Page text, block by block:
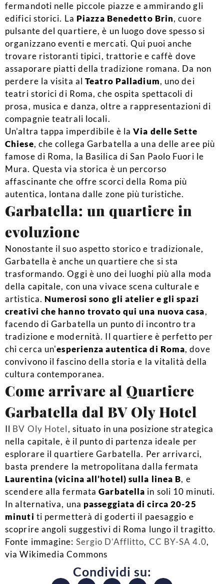
fermandoti nelle piccole piazze e ammirando gli
edifici storici. La Piazza Benedetto Brin, cuore
pulsante del quartiere, è un luogo dove spesso si
organizzano eventi e mercati. Qui puoi anche
trovare ristoranti tipici, trattorie e caffè dove
assaporare piatti della tradizione romana. Da non
perdere la visita alTeatro Palladium, uno dei
teatri storici di Roma, che ospita spettacoli di
prosa, musica e danza, oltre a rappresentazioni di
compagnie teatrali locali.
Un’altra tappa imperdibile è laVia delle Sette
Chiese, che collega Garbatella a una delle aree più
famose di Roma, la Basilica di San Paolo Fuori le
Mura. Questa via storica è un percorso
affascinante che offre scorci della Roma più
autentica, lontana dalle zone più turistiche.
Garbatella: un quartiere in
evoluzione
Nonostante il suo aspetto storico e tradizionale,
Garbatella è anche un quartiere che si sta
trasformando. Oggi è uno dei luoghi più alla moda
della capitale, con una vivace scena culturale e
artistica. Numerosi sono gli atelier e gli spazi
creativi che hanno trovato qui una nuova casa,
facendo di Garbatella un punto di incontro tra
tradizione e modernità. Il quartiere è perfetto per
chi cerca un'esperienza autentica di Roma, dove
convivono il fascino della storia e la vitalità della
cultura contemporanea.
Come arrivare al Quartiere
Garbatella dal BV Oly Hotel
Il BV Oly Hotel, situato in una posizione strategica
nella capitale, è il punto di partenza ideale per
esplorare il quartiere Garbatella. Per arrivarci,
basta prendere la metropolitana dalla fermata
Laurentina (vicina all’hotel) sulla linea B, e
scendere alla fermataGarbatella in soli 10 minuti.
In alternativa, una passeggiata di circa 20-25
minuti ti permetterà di goderti il paesaggio e
scoprire angoli suggestivi di Roma lungo il tragitto.
Fonte immagine: Sergio D’Afflitto, CC BY-SA 4.0,
via Wikimedia Commons
Condividi su: